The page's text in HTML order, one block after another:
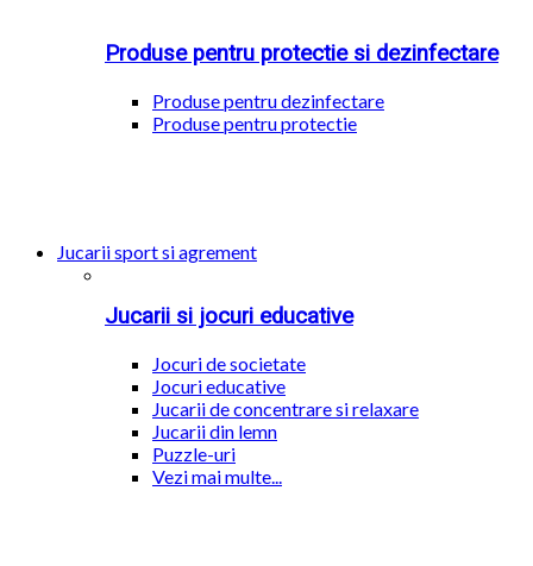
Produse pentru protectie si dezinfectare
Produse pentru dezinfectare
Produse pentru protectie
Jucarii sport si agrement
Jucarii si jocuri educative
Jocuri de societate
Jocuri educative
Jucarii de concentrare si relaxare
Jucarii din lemn
Puzzle-uri
Vezi mai multe...